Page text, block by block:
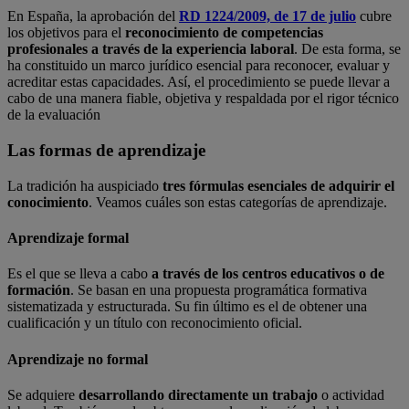
En España, la aprobación del RD 1224/2009, de 17 de julio cubre
los objetivos para el reconocimiento de competencias
profesionales a través de la experiencia laboral. De esta forma, se
ha constituido un marco jurídico esencial para reconocer, evaluar y
acreditar estas capacidades. Así, el procedimiento se puede llevar a
cabo de una manera fiable, objetiva y respaldada por el rigor técnico
de la evaluación
Las formas de aprendizaje
La tradición ha auspiciado tres fórmulas esenciales de adquirir el
conocimiento. Veamos cuáles son estas categorías de aprendizaje.
Aprendizaje formal
Es el que se lleva a cabo a través de los centros educativos o de
formación. Se basan en una propuesta programática formativa
sistematizada y estructurada. Su fin último es el de obtener una
cualificación y un título con reconocimiento oficial.
Aprendizaje no formal
Se adquiere desarrollando directamente un trabajo o actividad